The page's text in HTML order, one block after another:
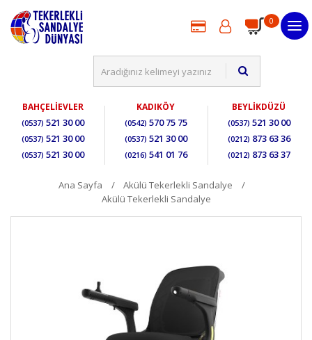
0
BAHÇELİEVLER
(0537) 521 30 00
(0537) 521 30 00
(0537) 521 30 00
KADIKÖY
(0542) 570 75 75
(0537) 521 30 00
(0216) 541 01 76
BEYLİKDÜZÜ
(0537) 521 30 00
(0212) 873 63 36
(0212) 873 63 37
Ana Sayfa
Akülü Tekerlekli Sandalye
Akülü Tekerlekli Sandalye